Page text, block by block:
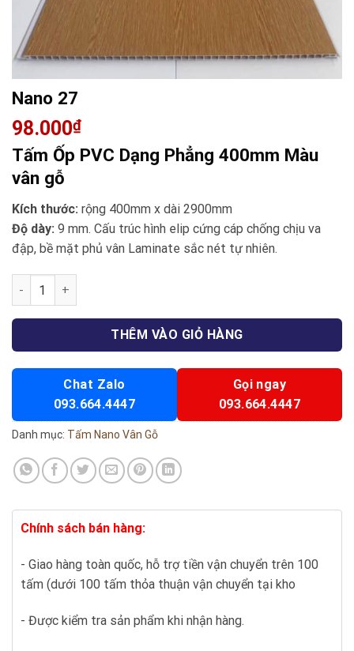
Nano 27
98.000₫
Tấm Ốp PVC Dạng Phẳng 400mm Màu
vân gỗ
Kích thước: rộng 400mm x dài 2900mm
Độ dày: 9 mm. Cấu trúc hình elip cứng cáp chống chịu va
đập, bề mặt phủ vân Laminate sắc nét tự nhiên.
Nano 27 số lượng
THÊM VÀO GIỎ HÀNG
Chat Zalo
093.664.4447
Gọi ngay
093.664.4447
Danh mục: Tấm Nano Vân Gỗ
Chính sách bán hàng:
- Giao hàng toàn quốc, hỗ trợ tiền vận chuyển trên 100
tấm (dưới 100 tấm thỏa thuận vận chuyển tại kho
- Được kiểm tra sản phẩm khi nhận hàng.